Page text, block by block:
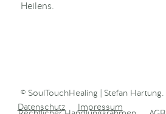
Heilens.
© SoulTouchHealing | Stefan Hartung.
Datenschutz
Impressum